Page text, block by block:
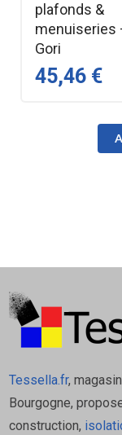
plafonds &
menuiseries
Gori
45,46 €
Tessella.fr,
Bourgogne,
construction,